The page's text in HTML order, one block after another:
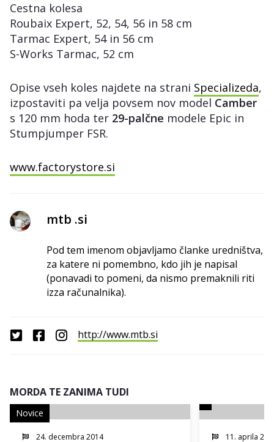
Cestna kolesa
Roubaix Expert, 52, 54, 56 in 58 cm
Tarmac Expert, 54 in 56 cm
S-Works Tarmac, 52 cm
Opise vseh koles najdete na strani Specializeda,
izpostaviti pa velja povsem nov model Camber
s 120 mm hoda ter 29-palčne modele Epic in
Stumpjumper FSR.
www.factorystore.si
mtb .si
Pod tem imenom objavljamo članke uredništva,
za katere ni pomembno, kdo jih je napisal
(ponavadi to pomeni, da nismo premaknili riti
izza računalnika).
http://www.mtb.si
MORDA TE ZANIMA TUDI
24. decembra 2014
Novice
11. aprila